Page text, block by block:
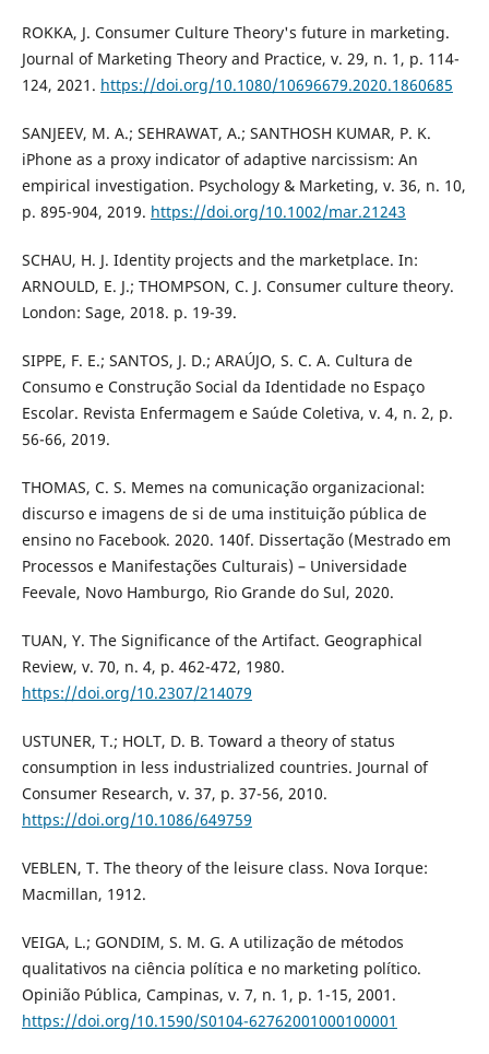
ROKKA, J. Consumer Culture Theory's future in marketing.
Journal of Marketing Theory and Practice, v. 29, n. 1, p. 114-
124, 2021. https://doi.org/10.1080/10696679.2020.1860685
SANJEEV, M. A.; SEHRAWAT, A.; SANTHOSH KUMAR, P. K.
iPhone as a proxy indicator of adaptive narcissism: An
empirical investigation. Psychology & Marketing, v. 36, n. 10,
p. 895-904, 2019. https://doi.org/10.1002/mar.21243
SCHAU, H. J. Identity projects and the marketplace. In:
ARNOULD, E. J.; THOMPSON, C. J. Consumer culture theory.
London: Sage, 2018. p. 19-39.
SIPPE, F. E.; SANTOS, J. D.; ARAÚJO, S. C. A. Cultura de
Consumo e Construção Social da Identidade no Espaço
Escolar. Revista Enfermagem e Saúde Coletiva, v. 4, n. 2, p.
56-66, 2019.
THOMAS, C. S. Memes na comunicação organizacional:
discurso e imagens de si de uma instituição pública de
ensino no Facebook. 2020. 140f. Dissertação (Mestrado em
Processos e Manifestações Culturais) – Universidade
Feevale, Novo Hamburgo, Rio Grande do Sul, 2020.
TUAN, Y. The Significance of the Artifact. Geographical
Review, v. 70, n. 4, p. 462-472, 1980.
https://doi.org/10.2307/214079
USTUNER, T.; HOLT, D. B. Toward a theory of status
consumption in less industrialized countries. Journal of
Consumer Research, v. 37, p. 37-56, 2010.
https://doi.org/10.1086/649759
VEBLEN, T. The theory of the leisure class. Nova Iorque:
Macmillan, 1912.
VEIGA, L.; GONDIM, S. M. G. A utilização de métodos
qualitativos na ciência política e no marketing político.
Opinião Pública, Campinas, v. 7, n. 1, p. 1-15, 2001.
https://doi.org/10.1590/S0104-62762001000100001